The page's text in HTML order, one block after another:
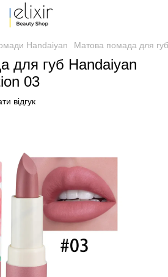
Handaiyan Матова помада для
для губ Handaiyan
03
відгук